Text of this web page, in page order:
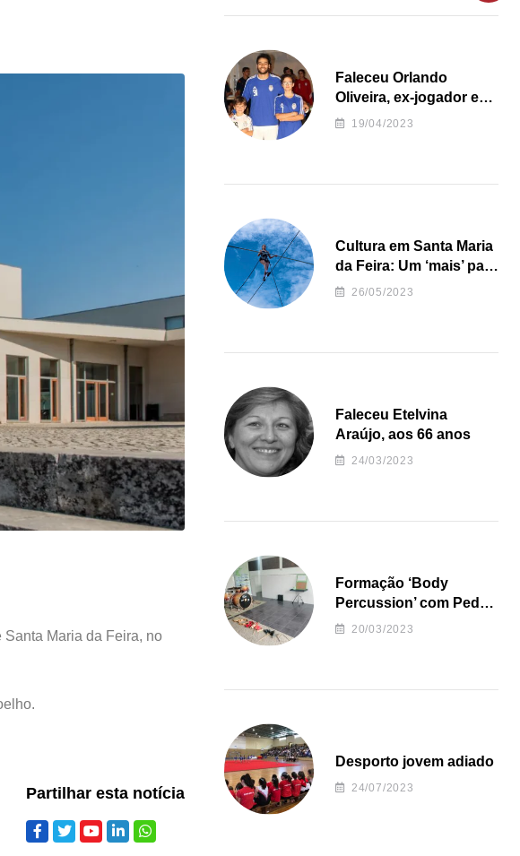
Santa Maria da Feira, no
Partilhar esta notícia
Faleceu Orlando
Oliveira, ex-jogador e
treinador da formação
19/04/2023
Cultura em Santa Maria
da Feira: Um ‘mais’ para
o Concelho
26/05/2023
Faleceu Etelvina
Araújo, aos 66 anos
24/03/2023
Formação ‘Body
Percussion’ com Pedro
Almeida
20/03/2023
Desporto jovem adiado
24/07/2023